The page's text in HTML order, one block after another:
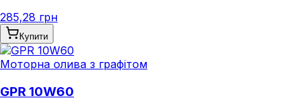
285,28 грн
Купити
Моторна олива з графітом
GPR 10W60